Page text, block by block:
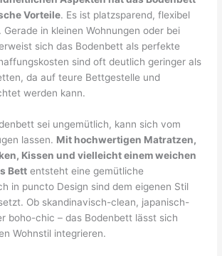
Vorteile. Es ist platzsparend, flexibel
Gerade in kleinen Wohnungen oder bei
sich das Bodenbett als perfekte
sind oft deutlich geringer als
da auf teure Bettgestelle und
werden kann.
sei ungemütlich, kann sich vom
lassen. Mit hochwertigen Matratzen,
Kissen und vielleicht einem weichen
Bett entsteht eine gemütliche
in puncto Design sind dem eigenen Stil
Ob skandinavisch-clean, japanisch-
boho-chic – das Bodenbett lässt sich
Wohnstil integrieren.